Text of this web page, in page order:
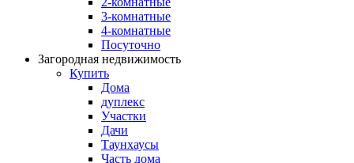
3-комнатные
4-комнатные
Посуточно
Загородная недвижимость
Купить
Дома
дуплекс
Участки
Дачи
Таунхаусы
Часть дома